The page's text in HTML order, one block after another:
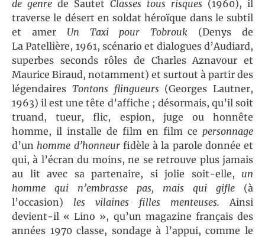
de genre de Sautet Classes tous risques (1960), il
traverse le désert en soldat héroïque dans le subtil
et amer Un Taxi pour Tobrouk (Denys de
La Patellière, 1961, scénario et dialogues d’Audiard,
superbes seconds rôles de Charles Aznavour et
Maurice Biraud, notamment) et surtout à partir des
légendaires Tontons flingueurs (Georges Lautner,
1963) il est une tête d’affiche ; désormais, qu’il soit
truand, tueur, flic, espion, juge ou honnête
homme, il installe de film en film ce personnage
d’un homme d’honneurfidèle à la parole donnée et
qui, à l’écran du moins, ne se retrouve plus jamais
au lit avec sa partenaire, si jolie soit-elle, un
homme qui n’embrasse pas, mais qui gifle (à
l’occasion) les vilaines filles menteuses. Ainsi
devient-il « Lino », qu’un magazine français des
années 1970 classe, sondage à l’appui, comme le